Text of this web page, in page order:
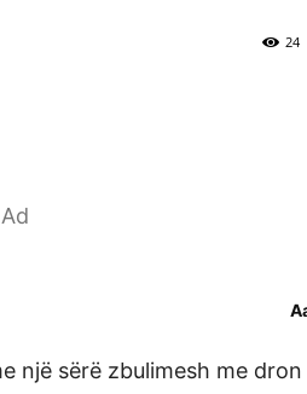
24
një sërë zbulimesh me dron